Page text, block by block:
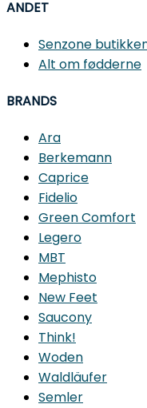
ANDET
Senzone
Alt om fødderne
BRANDS
Ara
Berkemann
Caprice
Fidelio
Green Comfort
Legero
MBT
Mephisto
New Feet
Saucony
Think!
Woden
Waldläufer
Semler